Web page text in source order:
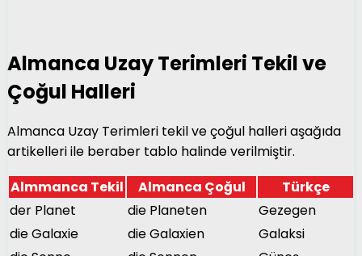
Almanca Uzay Terimleri Tekil ve
Çoğul Halleri
Almanca Uzay Terimleri tekil ve çoğul halleri aşağıda
artikelleri ile beraber tablo halinde verilmiştir.
Almmanca Tekil
Almanca Çoğul
Türkçe
der Planet
die Planeten
Gezegen
die Galaxie
die Galaxien
Galaksi